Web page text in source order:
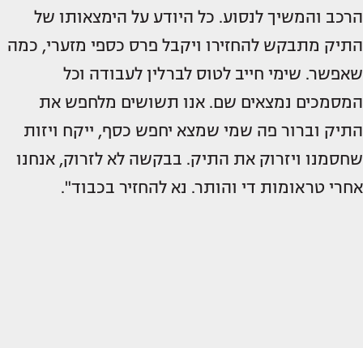
הרכב והמשיך לנסוע. כל היודע על הימצאותו של
התיק מתבקש להחזירו ויקבל פרס כספי מזערי, כמה
שאפשר. שימי חייב לטוס לברלין לעבודה וכל
המסמכים נמצאים שם. אנו תשושים מלחפש את
התיק וברור פה שמי שמצא יחפש כסף, ייקח ויזות
שחסמנו ויזרוק את התיק. בבקשה לא לזרוק, אנחנו
אחרי טראומות די והותר. נא להחזיר בכבוד".